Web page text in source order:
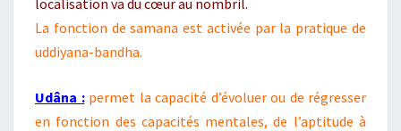
localisation va du cœur au nombril.
La fonction de samana est activée par la pratique de
uddiyana-bandha.
Udâna : permet la capacité d’évoluer ou de régresser
en fonction des capacités mentales, de l’aptitude à